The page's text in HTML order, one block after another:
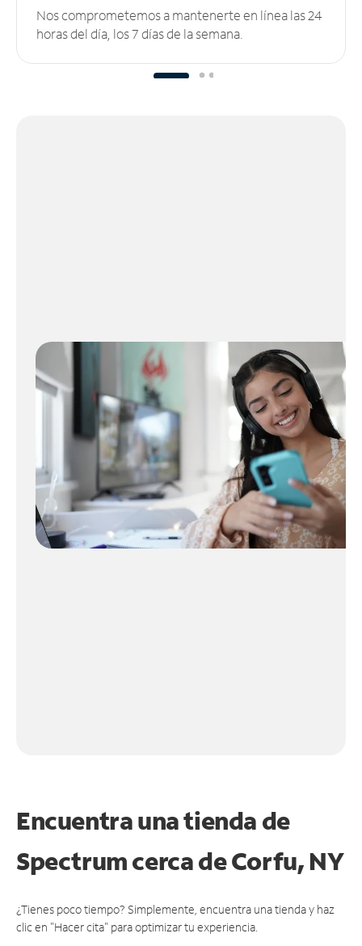
Nos comprometemos a mantenerte en línea las 24
horas del día, los 7 días de la semana.
Encuentra una tienda de
Spectrumcerca de Corfu, NY
¿Tienes poco tiempo? Simplemente, encuentra una tienda y haz
clic en "Hacer cita" para optimizar tu experiencia.